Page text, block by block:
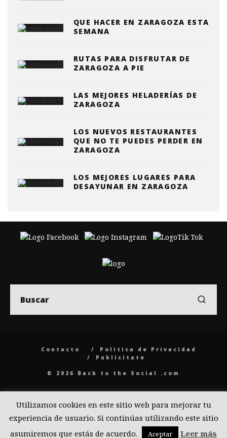
QUE HACER EN ZARAGOZA ESTA
SEMANA
RUTAS PARA DISFRUTAR DE
ZARAGOZA A PIE
LAS MEJORES HELADERÍAS DE
ZARAGOZA
LOS NUEVOS RESTAURANTES
QUE NO TE PUEDES PERDER EN
ZARAGOZA
LOS MEJORES LUGARES PARA
DESAYUNAR EN ZARAGOZA
Contacto
Politica de Privacidad
Publicítate
© 2026 Back to the Social .com
Utilizamos cookies en este sitio web para mejorar tu
experiencia de usuario. Si continúas utilizando este sitio
asumiremos que estás de acuerdo.
Aceptar Leer más